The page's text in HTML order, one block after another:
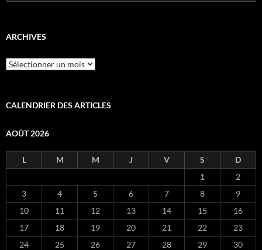
ARCHIVES
Archives
CALENDRIER DES ARTICLES
AOÛT 2026
L M M J V S
D
1
2
3
4 5 6 7 8
9
10
11 12 13 14 15
16
17
18 19 20 21 22
23
24
25 26 27 28 29 30